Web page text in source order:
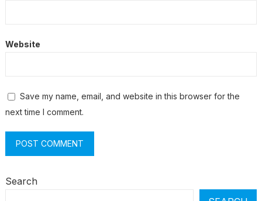
Website
Save my name, email, and website in this browser for the
next time I comment.
Search